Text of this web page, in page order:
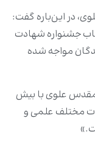
در این‌باره گفت:
جشنواره شهادت
مواجه شده
علوی با بیش
مختلف علمی و